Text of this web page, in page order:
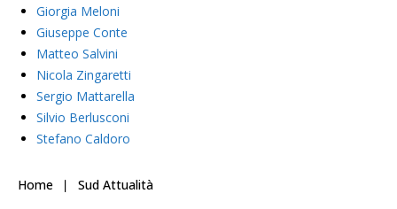
Giorgia Meloni
Giuseppe Conte
Matteo Salvini
Nicola Zingaretti
Sergio Mattarella
Silvio Berlusconi
Stefano Caldoro
Home Sud Attualità